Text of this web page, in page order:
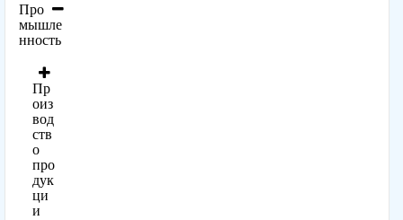
Про
мышле
нность
Пр
оиз
вод
ств
о
про
дук
ци
и